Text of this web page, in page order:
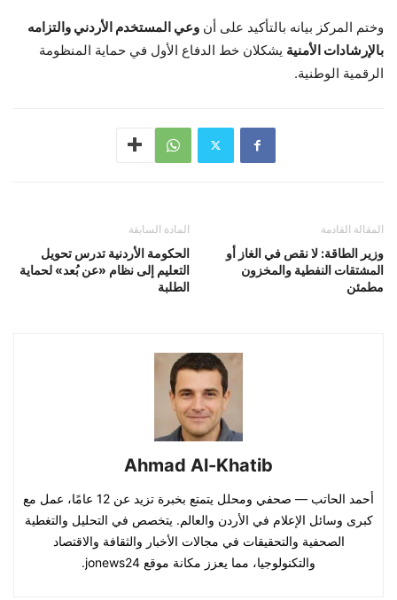
وختم المركز بيانه بالتأكيد على أن وعي المستخدم الأردني والتزامه
بالإرشادات الأمنية يشكلان خط الدفاع الأول في حماية المنظومة
الرقمية الوطنية.
المادة السابقة
الحكومة الأردنية تدرس تحويل
التعليم إلى نظام «عن بُعد» لحماية
الطلبة
المقالة القادمة
وزير الطاقة: لا نقص في الغاز أو
المشتقات النفطية والمخزون
مطمئن
Ahmad Al-Khatib
أحمد الحاتب — صحفي ومحلل يتمتع بخبرة تزيد عن 12 عامًا، عمل مع
كبرى وسائل الإعلام في الأردن والعالم. يتخصص في التحليل والتغطية
الصحفية والتحقيقات في مجالات الأخبار والثقافة والاقتصاد
والتكنولوجيا، مما يعزز مكانة موقع jonews24.